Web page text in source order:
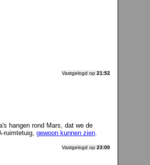
Vastgelogd op 21:52
hangen rond Mars, dat we de
ruimtetuig, gewoon kunnen zien.
Vastgelogd op 23:00